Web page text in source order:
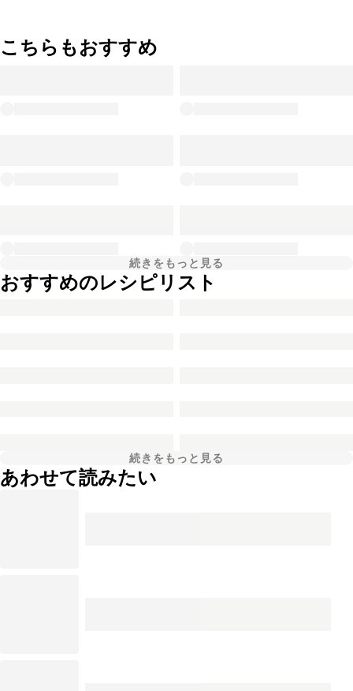
こちらもおすすめ
続きをもっと見る
おすすめのレシピリスト
続きをもっと見る
あわせて読みたい